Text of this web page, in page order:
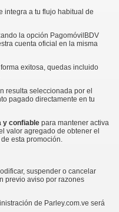
integra a tu flujo habitual de
la opción PagomóvilBDV
cuenta oficial en la misma
exitosa, quedas incluido
resulta seleccionada por el
pagado directamente en tu
y confiable para mantener activa
valor agregado de obtener el
esta promoción.
suspender o cancelar
previo aviso por razones
de Parley.com.ve será